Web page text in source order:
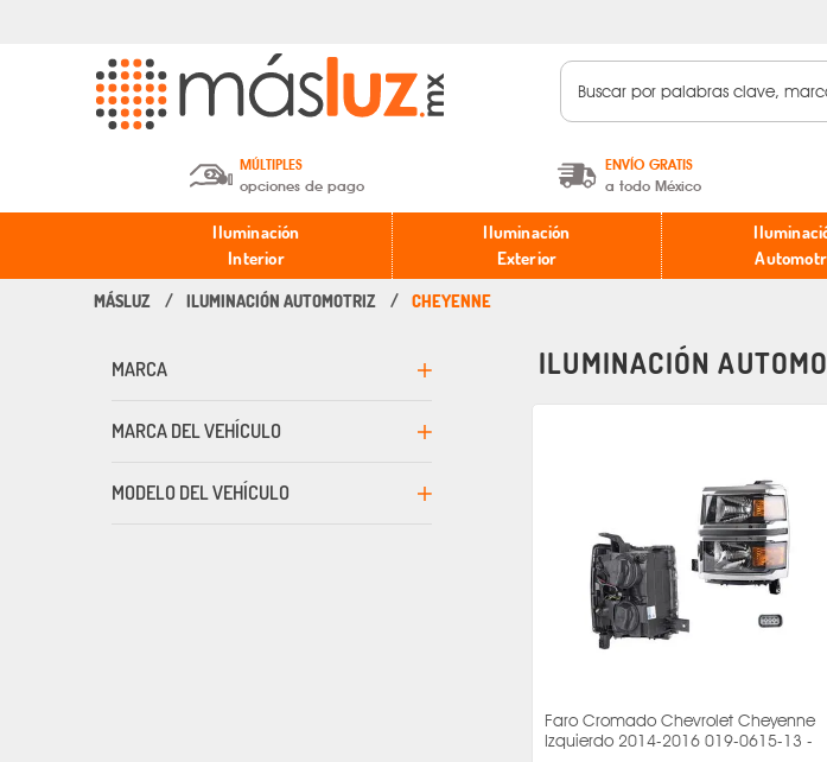
MÚLTIPLES
opciones de pago
Depósito en efectivo o Cheque y
Transferencia.
ENVÍO GRATIS
a todo México
A partir de $599 MXN.
* Aplican restricciones
Iluminación
Interior
Iluminación
Exterior
ILUMINACIÓN AUTOMOTRIZ CHEYENNE
MARCA
MARCA DEL VEHÍCULO
MODELO DEL VEHÍCULO
ILUMINACIÓN
Faro Cromado Chevrolet Cheyenne
Izquierdo 2014-2016 019-0615-13 -